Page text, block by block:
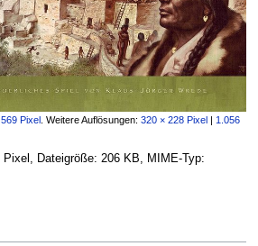
Pixel. Weitere Auflösungen: 320 × 228 Pixel| 1.056
Pixel, Dateigröße: 206 KB, MIME-Typ: